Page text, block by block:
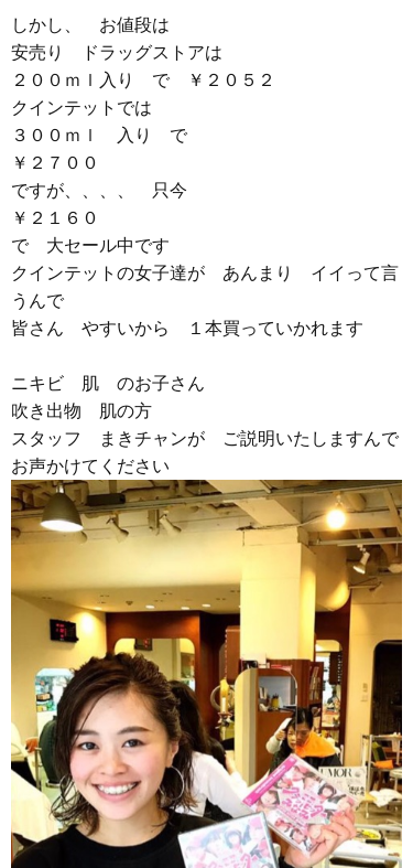
しかし、 お値段は
安売り ドラッグストアは
２００ｍｌ入り で ￥２０５２
クインテットでは
３００ｍｌ 入り で
￥２７００
ですが、、、、 只今
￥２１６０
で 大セール中です
クインテットの女子達が あんまり イイって言
うんで
皆さん やすいから １本買っていかれます
ニキビ 肌 のお子さん
吹き出物 肌の方
スタッフ まきチャンが ご説明いたしますんで
お声かけてください